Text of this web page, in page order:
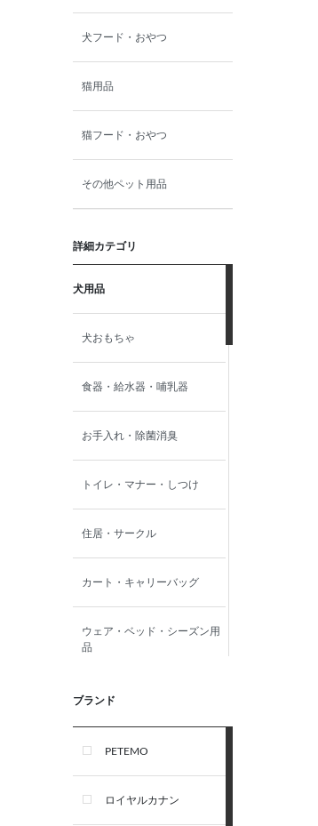
犬フード・おやつ
猫用品
猫フード・おやつ
その他ペット用品
詳細カテゴリ
犬用品
犬おもちゃ
食器・給水器・哺乳器
お手入れ・除菌消臭
トイレ・マナー・しつけ
住居・サークル
カート・キャリーバッグ
ウェア・ベッド・シーズン用
品
首輪・ハーネス(胴輪)・リー
ブランド
PETEMO
ロイヤルカナン